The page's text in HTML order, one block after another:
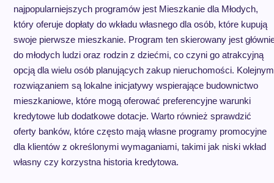
najpopularniejszych programów jest Mieszkanie dla Młodych,
który oferuje dopłaty do wkładu własnego dla osób, które kupują
swoje pierwsze mieszkanie. Program ten skierowany jest
do młodych ludzi oraz rodzin z dziećmi, co czyni go atrakcyjną
opcją dla wielu osób planujących zakup nieruchomości. Kolejnym
rozwiązaniem są lokalne inicjatywy wspierające budownictwo
mieszkaniowe, które mogą oferować preferencyjne warunki
kredytowe lub dodatkowe dotacje. Warto również sprawdzić
oferty banków, które często mają własne programy promocyjne
dla klientów z określonymi wymaganiami, takimi jak niski wkład
własny czy korzystna historia kredytowa.